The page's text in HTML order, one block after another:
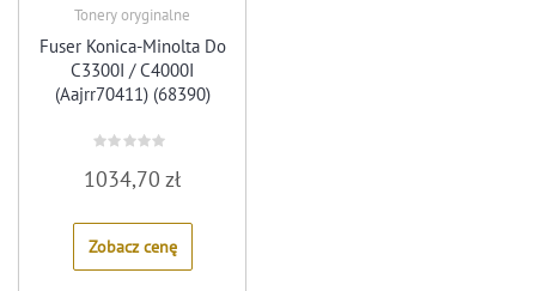
Tonery oryginalne
Fuser Konica-Minolta Do
C3300I / C4000I
(Aajrr70411) (68390)
0
out
5
1034,70zł
Zobacz cenę